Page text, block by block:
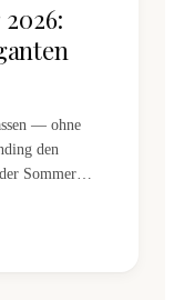
— ohne
den
Sommer